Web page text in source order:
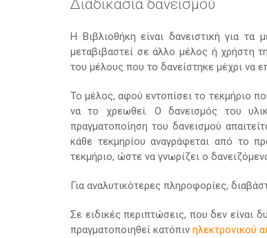
Διαδικασία δανεισμού
Η Βιβλιοθήκη είναι δανειστική για
μεταβιβαστεί σε άλλο μέλος ή χρήστη
του μέλους που το δανείστηκε μέχρι να
Το μέλος, αφού εντοπίσει το τεκμήριο
να το χρεωθεί. Ο δανεισμός του
πραγματοποίηση του δανεισμού
κάθε τεκμηρίου αναγράφεται από το
τεκμήριο, ώστε να γνωρίζει ο
Για αναλυτικότερες πληροφορίες,
Σε ειδικές περιπτώσεις, που δεν είναι
πραγματοποιηθεί κατόπιν ηλεκτρονικού